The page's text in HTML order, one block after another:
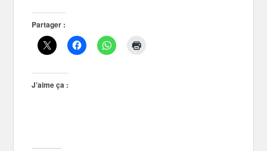
Partager :
J’aime ça :